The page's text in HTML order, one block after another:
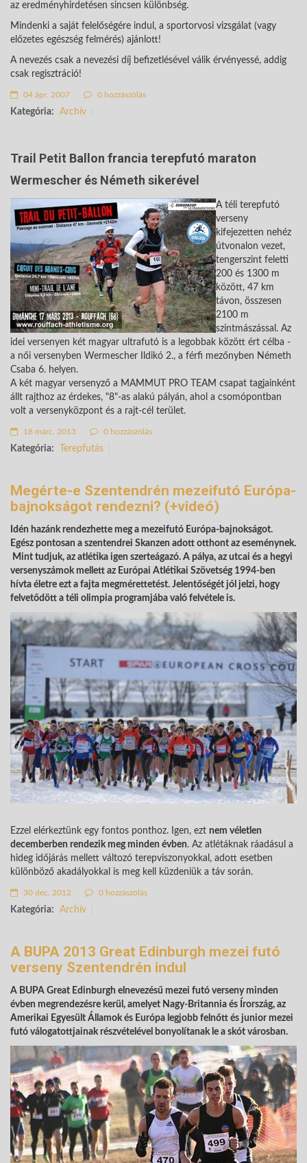
az eredményhirdetésen sincsen különbség.
Mindenki a saját felelőségére indul , a sportorvosi vizsgálat (vagy
előzetes egészség felmérés) ajánlott!
A nevezés csak a nevezési díj befizetlésével válik érvényessé, addig
csak regisztráció!
04 ápr. 2007 0 hozzászólás
Kategória: Archív
Trail Petit Ballon francia terepfutó maraton
Wermescher és Németh sikerével
A téli terepfutó
verseny
kifejezetten nehéz
útvonalon vezet,
tengerszint feletti
200 és 1300 m
között, 47 km
távon, összesen
2100 m
szintmászással. Az
idei versenyen két magyar ultrafutó is a legobbak között ért célba -
a női versenyben Wermescher Ildikó 2., a férfi mezőnyben Németh
Csaba 6. helyen.
A két magyar versenyző a MAMMUT PRO TEAM csapat tagjainként
állt rajthoz az érdekes, "8"-as alakú pályán, ahol a csomópontban
volt a versenyközpont és a rajt-cél terület.
18 márc. 2013 0 hozzászólás
Kategória: Terepfutás
Megérte-e Szentendrén mezeifutó Európa-
bajnokságot rendezni? (+videó)
Idén hazánk rendezhette meg a mezeifutó Európa-bajnokságot.
Egész pontosan a szentendrei Skanzen adott otthont az eseménynek.
Mint tudjuk, az atlétika igen szerteágazó. A pálya, az utcai és a hegyi
versenyszámok mellett az Európai Atlétikai Szövetség 1994-ben
hívta életre ezt a fajta megmérettetést. Jelentőségét jól jelzi, hogy
felvetődött a téli olimpia programjába való felvétele is.
Ezzel elérkeztünk egy fontos ponthoz. Igen, ezt nem véletlen
decemberben rendezik meg minden évben. Az atlétáknak ráadásul a
hideg időjárás mellett változó terepviszonyokkal, adott esetben
különböző akadályokkal is meg kell küzdeniük a táv során.
30 dec. 2012 0 hozzászólás
Kategória: Archív
A BUPA 2013 Great Edinburgh mezei futó
verseny Szentendrén indul
A BUPA Great Edinburgh elnevezésű mezei futó verseny minden
évben megrendezésre kerül, amelyet Nagy-Britannia és Írország, az
Amerikai Egyesült Államok és Európa legjobb felnőtt és junior mezei
futó válogatottjainak részvételével bonyolítanak le a skót városban.